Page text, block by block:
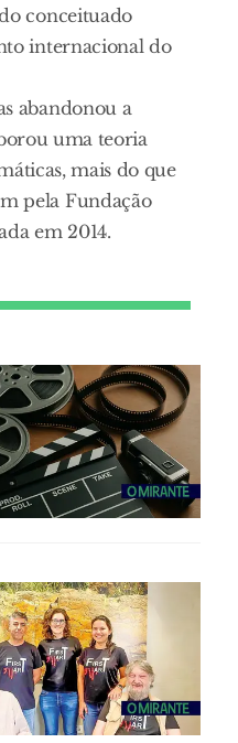
conceituado
internacional do
abandonou a
uma teoria
mais do que
pela Fundação
em 2014.